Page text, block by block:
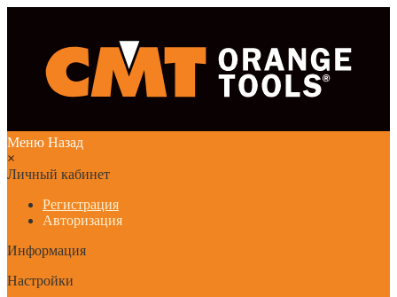
Меню Назад
×
Личный кабинет
Регистрация
Авторизация
Информация
Настройки